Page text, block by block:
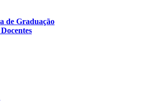
de Graduação
Docentes